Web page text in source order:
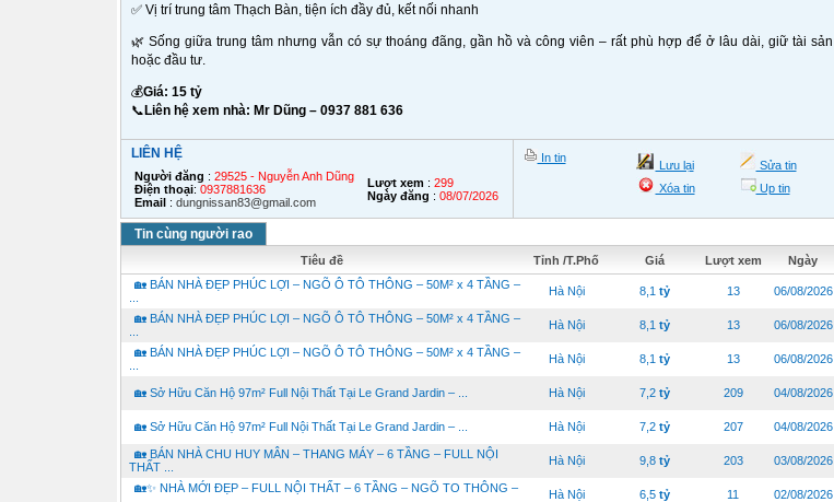
✅Vị trí trung tâm Thạch Bàn, tiện ích đầy đủ, kết nối nhanh
🌿 Sống giữa trung tâm nhưng vẫn có sự thoáng đãng, gần hồ và công viên – rất phù hợp để ở lâu dài, giữ tài sản
hoặc đầu tư.
💰Giá: 15 tỷ
📞 Liên hệ xem nhà: Mr Dũng – 0937 881 636
LIÊN HỆ
Người đăng : 29525 - Nguyễn Anh Dũng
Điện thoại: 0937881636
Email: dungnissan83@gmail.com
Lượt xem: 299
Ngày đăng : 08/07/2026
In tin
Lưu lại
Sửa tin
Xóa tin
Up tin
Tin cùng người rao
Tiêu đề Tỉnh /T.Phố Giá Lượt xem
Ngày
🏡 BÁN NHÀ ĐẸP PHÚC LỢI – NGÕ Ô TÔ THÔNG – 50M² x 4 TẦNG –
Hà Nội 8,1 tỷ 13 06/08/2026
🏡 BÁN NHÀ ĐẸP PHÚC LỢI – NGÕ Ô TÔ THÔNG – 50M² x 4 TẦNG –
Hà Nội 8,1 tỷ 13 06/08/2026
🏡 BÁN NHÀ ĐẸP PHÚC LỢI – NGÕ Ô TÔ THÔNG – 50M² x 4 TẦNG –
Hà Nội 8,1 tỷ 13 06/08/2026
🏡 Sở Hữu Căn Hộ 97m² Full Nội Thất Tại Le Grand Jardin – ... Hà Nội 7,2 tỷ 209 04/08/2026
🏡 Sở Hữu Căn Hộ 97m² Full Nội Thất Tại Le Grand Jardin – ... Hà Nội 7,2 tỷ 207 04/08/2026
🏡 BÁN NHÀ CHU HUY MÂN – THANG MÁY – 6 TẦNG – FULL NỘI
THẤT ...
Hà Nội 9,8 tỷ 203 03/08/2026
🏡✨ NHÀ MỚI ĐẸP – FULL NỘI THẤT – 6 TẦNG – NGÕ TO THÔNG –
Hà Nội 6,5 tỷ 11 02/08/2026